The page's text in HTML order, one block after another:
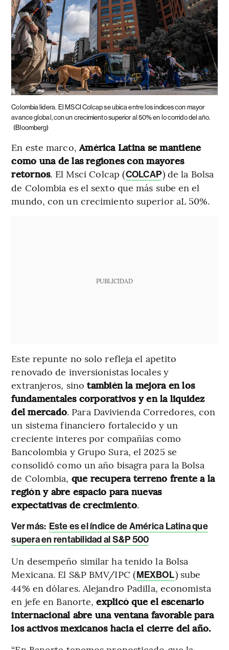
Colombia lidera. El MSCI Colcap se ubica entre los índices con mayor
avance global, con un crecimiento superior al 50% en lo corrido del año.
(Bloomberg)
En este marco, América Latina se mantiene
como una de las regiones con mayores
retornos. El Msci Colcap (COLCAP) de la Bolsa
de Colombia es el sexto que más sube en el
mundo, con un crecimiento superior aL 50%.
PUBLICIDAD
Este repunte no solo refleja el apetito
renovado de inversionistas locales y
extranjeros, sino también la mejora en los
fundamentales corporativos y en la liquidez
del mercado. Para Davivienda Corredores, con
un sistema financiero fortalecido y un
creciente interes por compañías como
Bancolombia y Grupo Sura, el 2025 se
consolidó como un año bisagra para la Bolsa
de Colombia, que recupera terreno frente a la
región y abre espacio para nuevas
expectativas de crecimiento.
Ver más: Este es el índice de América Latina que
supera en rentabilidad al S&P 500
Un desempeño similar ha tenido la Bolsa
Mexicana. El S&P BMV/IPC (MEXBOL) sube
44% en dólares. Alejandro Padilla, economista
en jefe en Banorte,explicó que el escenario
internacional abre una ventana favorable para
los activos mexicanos hacia el cierre del año.